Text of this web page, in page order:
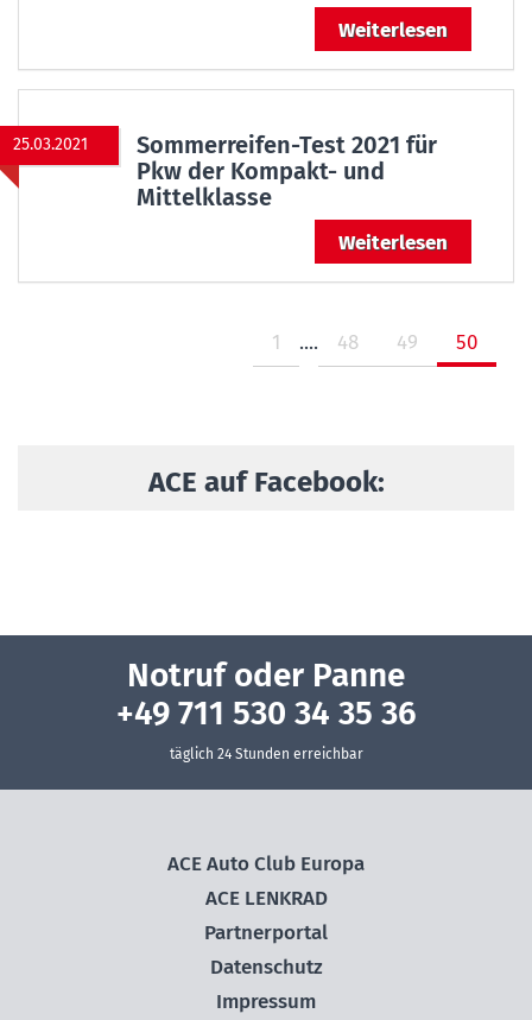
Weiterlesen
25.03.2021
Sommerreifen-Test 2021 für
Pkw der Kompakt- und
Mittelklasse
Weiterlesen
1 .... 48 49 50
ACE auf Facebook:
Notruf oder Panne
+49 711 530 34 35 36
täglich 24 Stunden erreichbar
ACE Auto Club Europa
ACE LENKRAD
Partnerportal
Datenschutz
Impressum